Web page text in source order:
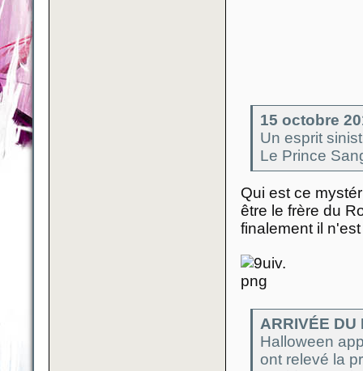
15 octobre
Un esprit
Le Prince
Qui est ce
être le frère du
finalement il
ARRIVÉE DU
Halloween
ont relevé la